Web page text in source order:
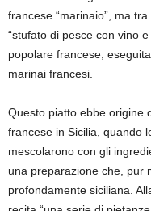
francese “marinaio”, ma
“stufato di pesce con vino
popolare francese,
marinai francesi.
Questo piatto ebbe origine
francese in Sicilia, quando
mescolarono con gli
una preparazione che, pur
profondamente siciliana.